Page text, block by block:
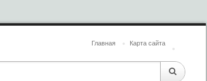
Главная Карта сайта